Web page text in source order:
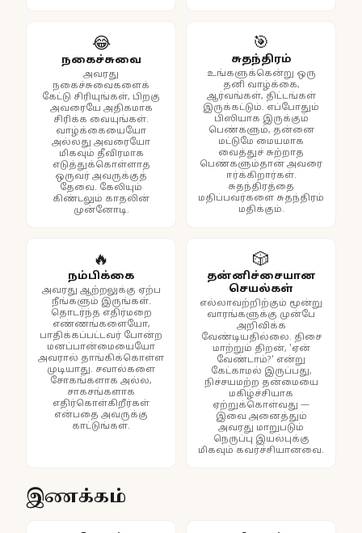
😂
நகைச்சுவை
அவரது
நகைச்சுவைகளைக்
கேட்டு சிரியுங்கள், பிறகு
அவரையே அதிகமாக
சிரிக்க வையுங்கள்.
வாழ்க்கையையோ
அல்லது அவரையோ
மிகவும் தீவிரமாக
எடுத்துக்கொள்ளாத
ஒருவர் அவருக்குத்
தேவை. கேலியும்
கிண்டலும் காதலின்
முன்னோடி.
🎯
சுதந்திரம்
உங்களுக்கென்று ஒரு
தனி வாழ்க்கை,
ஆர்வங்கள், திட்டங்கள்
இருக்கட்டும். எப்போதும்
பிஸியாக இருக்கும்
பெண்களும், தன்னை
மட்டுமே மையமாக
வைத்துச் சுற்றாத
பெண்களும்தான் அவரை
ஈர்க்கிறார்கள்.
சுதந்திரத்தை
மதிப்பவர்களை சுதந்திரம்
மதிக்கும்.
🔥
நம்பிக்கை
அவரது ஆற்றலுக்கு ஏற்ப
நீங்களும் இருங்கள்.
தொடர்ந்த எதிர்மறை
எண்ணங்களையோ,
பாதிக்கப்பட்டவர் போன்ற
மனப்பான்மையையோ
அவரால் தாங்கிக்கொள்ள
முடியாது. சவால்களை
சோகங்களாக அல்ல,
சாகசங்களாக
எதிர்கொள்கிறீர்கள்
என்பதை அவருக்கு
காட்டுங்கள்.
🎲
தன்னிச்சையான
செயல்கள்
எல்லாவற்றிற்கும் மூன்று
வாரங்களுக்கு முன்பே
அறிவிக்க
வேண்டியதில்லை. திசை
மாற்றும் திறன், 'ஏன்
வேண்டாம்?' என்று
கேட்காமல் இருப்பது,
நிச்சயமற்ற தன்மையை
மகிழ்ச்சியாக
ஏற்றுக்கொள்வது —
இவை அனைத்தும்
அவரது மாறுபடும்
நெருப்பு இயல்புக்கு
மிகவும் கவர்ச்சியானவை.
இணக்கம்